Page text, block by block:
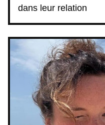
dans leur relation